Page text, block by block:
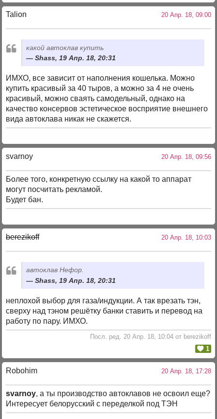
Talion 20 Апр. 18, 09:00
какой автоклав купить
Shass, 19 Апр. 18, 20:31
ИМХО, все зависит от наполнения кошелька. Можно
купить красивый за 40 тыров, а можно за 4 не очень
красивый, можно сваять самодельный, однако на
качество консервов эстетическое восприятие внешнего
вида автоклава никак не скажется.
svarnoy 20 Апр. 18, 09:56
Более того, конкретную ссылку на какой то аппарат
могут посчитать рекламой.
Будет бан.
berezikoff 20 Апр. 18, 10:03
автоклав Нефор.
Shass, 19 Апр. 18, 20:31
неплохой выбор для газа/индукции. А так врезать тэн,
сверху над тэном решётку банки ставить и перевод на
работу по пару. ИМХО.
Посл. ред. 20 Апр. 18, 10:04 от berezikoff
1
Robohim 20 Апр. 18, 17:28
svarnoy, а ты производство автоклавов не освоил еще?
Интересует белорусский с переделкой под ТЭН